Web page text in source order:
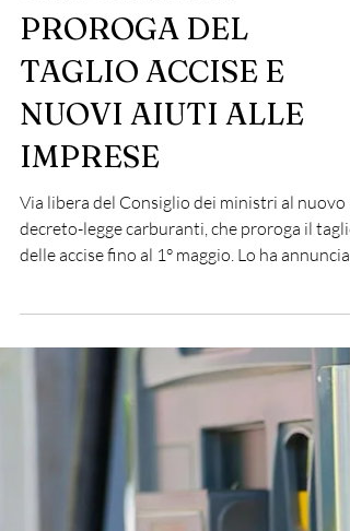
Apr 2
1 min read
Economia e imprese
DECRETO
CARBURANTI:
NUOVI AIUTI ALLE
IMPRESE
Via libera del Consiglio dei ministri al nuovo
decreto-legge carburanti, che proroga il taglio
delle accise fino al 1° maggio. Lo ha